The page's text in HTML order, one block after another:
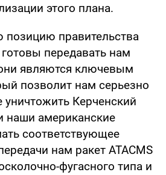
этого плана.
правительства
передавать нам
являются ключевым
позволит нам серьезно
Керченский
наши американские
соответствующее
нам ракет ATACMS
фугасного типа и